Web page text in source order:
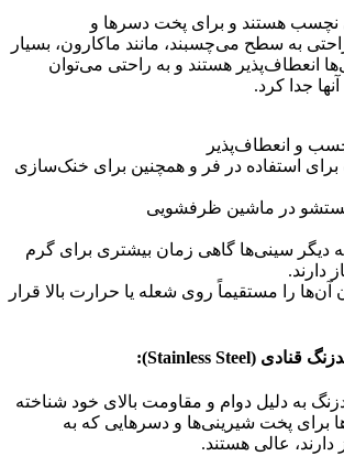
نچسب هستند و برای پخت دسرها و
به سطح می‌چسبند، مانند ماکارون، بسیار
انعطاف‌پذیر هستند و به راحتی می‌توان
جدا کرد.
و انعطاف‌پذیر
استفاده در فر و همچنین برای خنک‌سازی
در ماشین ظرفشویی
دیگر سینی‌ها گاهی زمان بیشتری برای گرم
دارند.
آن‌ها را مستقیماً روی شعله یا حرارت بالا قرار
به دلیل دوام و مقاومت بالای خود شناخته
برای پخت شیرینی‌ها و دسرهایی که به
عالی هستند.